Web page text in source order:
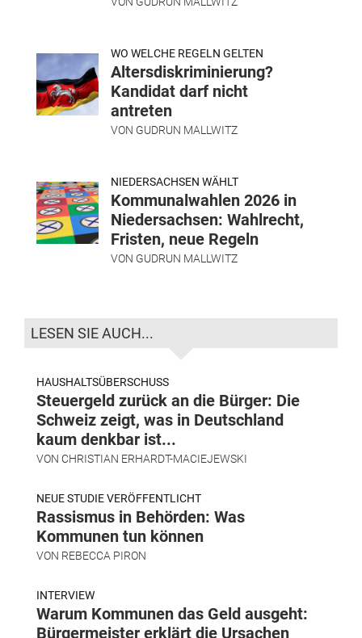
WO WELCHE REGELN GELTEN
Altersdiskriminierung?
Kandidat darf nicht
antreten
VON GUDRUN MALLWITZ
NIEDERSACHSEN WÄHLT
Kommunalwahlen 2026 in
Niedersachsen: Wahlrecht,
Fristen, neue Regeln
VON GUDRUN MALLWITZ
LESEN SIE AUCH...
HAUSHALTSÜBERSCHUSS
Steuergeld zurück an die Bürger: Die
Schweiz zeigt, was in Deutschland
kaum denkbar ist...
VON CHRISTIAN ERHARDT-MACIEJEWSKI
NEUE STUDIE VERÖFFENTLICHT
Rassismus in Behörden: Was
Kommunen tun können
VON REBECCA PIRON
INTERVIEW
Warum Kommunen das Geld ausgeht:
Bürgermeister erklärt die Ursachen